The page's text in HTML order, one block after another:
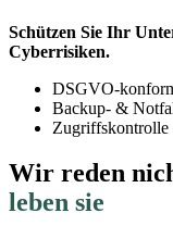
Schützen Sie Ihr
Cyberrisiken.
DSGVO-
Backup- &
Zugriffskontrolle
Wir reden
leben sie